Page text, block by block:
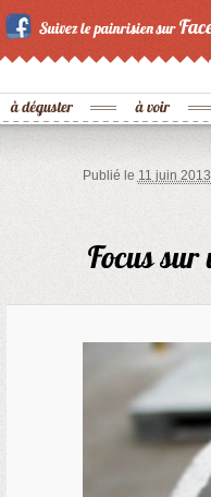
Publié le 11 juin 2013